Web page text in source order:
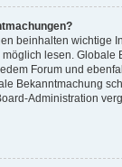
beinhalten wichtige
lesen. Globale
Forum und
Bekanntmachung
Administration